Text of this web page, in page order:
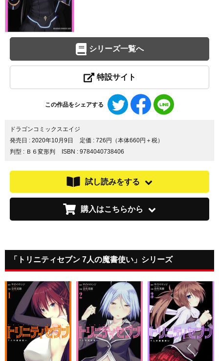
シリーズ一覧へ
特設サイト
この作品をシェアする
Twitter
で
ア
Facebook
で
ア
で
ドラゴンコミックスエイジ
発売日 : 2020年10月9日
定価 : 726円（本体660円＋税）
判型 : Ｂ６変形判
ISBN : 9784040738406
試し読みをする
購入はこちらから
「トリニティセブン 7人の魔書使い」シリーズ